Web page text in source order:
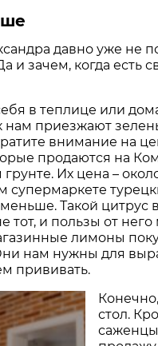
давно уже не
и зачем, когда есть
в теплице или
нам приезжают
внимание на
продаются на
Их цена –
меньше. Такой
тот, и пользы от него
лимоны
нам нужны для
прививать.
стол.
саженцы